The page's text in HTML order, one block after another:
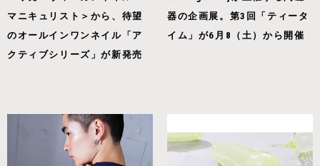
マニキュリスト＞から、待望
のオールインワンネイル「ア
クティブシリーズ」が新発売
器の企画展。第3回「ティータ
イム」が6月8（土）から開催